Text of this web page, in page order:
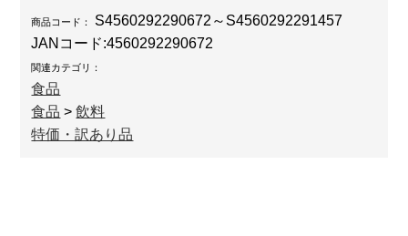
商品コード：
S4560292290672～S4560292291457
JANコード:4560292290672
関連カテゴリ：
食品
食品 >飲料
特価・訳あり品